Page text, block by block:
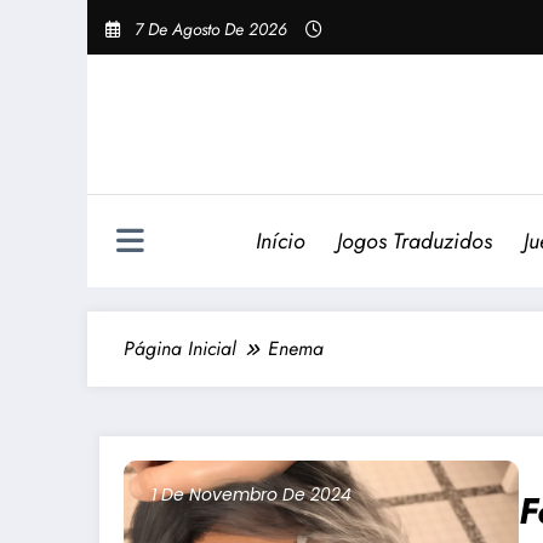
Pular
Para
7 De Agosto De 2026
Início Jogos Traduzidos
Página Inicial Enema
1 De Novembro De 2024